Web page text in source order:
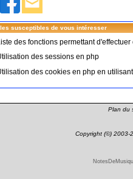
susceptibles de vous intéresser
des fonctions permettant
des sessions en php
des cookies en php en
Plan du
Copyright (©) 2003-